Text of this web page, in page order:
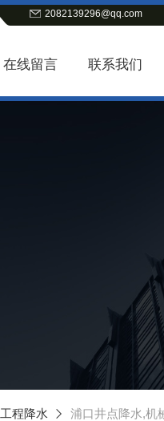
2082139296@qq.com
在线留言 联系我们
工程降水 浦口井点降水,机